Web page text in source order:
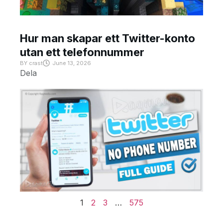
Hur man skapar ett Twitter-konto
utan ett telefonnummer
BY crast June 13, 2026
Dela
1 2 3 … 575